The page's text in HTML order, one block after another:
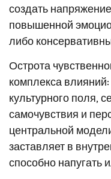
создать
повышенной
либо
Острота
комплекса
культурного поля,
самочувствия и
центральной
заставляет в
способно напугать